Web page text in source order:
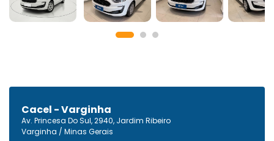
Cacel - Varginha
Av. Princesa Do Sul, 2940, Jardim Ribeiro
Varginha / Minas Gerais